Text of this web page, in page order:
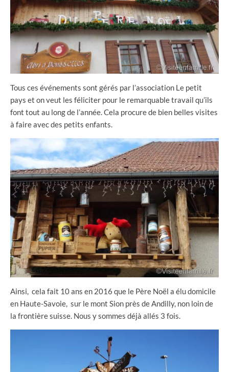
Tous ces événements sont gérés par l’association Le petit
pays et on veut les féliciter pour le remarquable travail qu’ils
font tout au long de l’année. Cela procure de bien belles visites
à faire avec des petits enfants.
Ainsi, cela fait 10 ans en 2016 que le Père Noël a élu domicile
en Haute-Savoie, sur le mont Sion près de Andilly, non loin de
la frontière suisse. Nous y sommes déjà allés 3 fois.